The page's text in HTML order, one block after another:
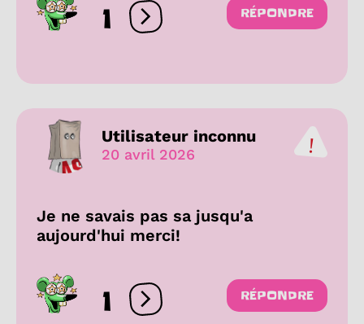
1 Ouvrir les réactions
RÉPONDRE
Utilisateur inconnu
20 avril 2026
Je ne savais pas sa jusqu'a
aujourd'hui merci!
1 Ouvrir les réactions
RÉPONDRE